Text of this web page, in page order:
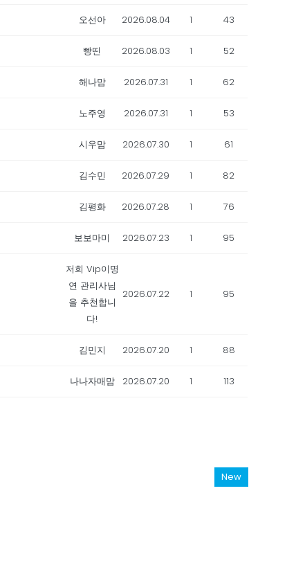
오선아 2026.08.04 1 43
빵띤 2026.08.03 1 52
해나맘 2026.07.31 1 62
노주영 2026.07.31 1 53
시우맘 2026.07.30 1 61
김수민 2026.07.29 1 82
김평화 2026.07.28 1 76
보보마미 2026.07.23 1 95
저희 Vip이명
연 관리사님
을 추천합니
다!
2026.07.22 1 95
김민지 2026.07.20 1 88
나나자매맘 2026.07.20 1 113
New